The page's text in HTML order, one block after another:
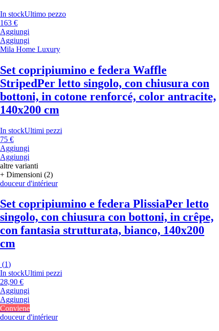
In stockUltimo pezzo
163 €
Aggiungi
Aggiungi
Mila Home Luxury
Set copripiumino e federa Waffle
StripedPer letto singolo, con chiusura con
bottoni, in cotone renforcé, color antracite,
140x200 cm
In stockUltimi pezzi
75 €
Aggiungi
Aggiungi
altre varianti
+ Dimensioni (2)
douceur d'intérieur
Set copripiumino e federa PlissiaPer letto
singolo, con chiusura con bottoni, in crêpe,
con fantasia strutturata, bianco, 140x200
cm
(1)
In stockUltimi pezzi
28,90 €
Aggiungi
Aggiungi
Conviene
douceur d'intérieur